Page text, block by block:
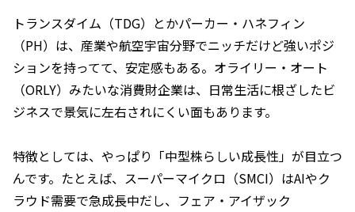
トランスダイム（TDG）とかパーカー・ハネフィン
（PH）は、産業や航空宇宙分野でニッチだけど強いポジ
ションを持ってて、安定感もある。オライリー・オート
（ORLY）みたいな消費財企業は、日常生活に根ざしたビ
ジネスで景気に左右されにくい面もあります。
特徴としては、やっぱり「中型株らしい成長性」が目立つ
んです。たとえば、スーパーマイクロ（SMCI）はAIやク
ラウド需要で急成長中だし、フェア・アイザック